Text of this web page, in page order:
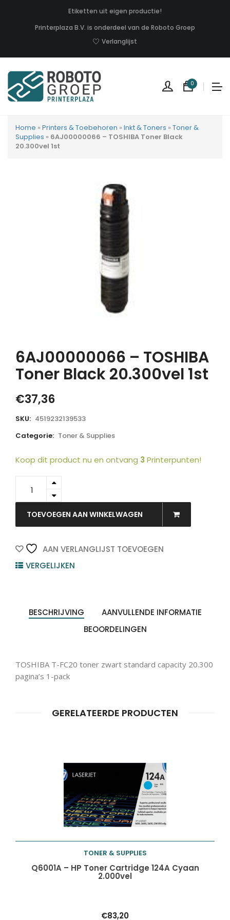
Etiketten uit eigen productie!
Printerplaza B.V. is onderdeel van de Roboto Groep
Verlanglijst
0
Home » Printers & Toebehoren » Inkt & Toners » Toner &
Supplies » 6AJ00000066 – TOSHIBA Toner Black
20.300vel 1st
6AJ00000066 – TOSHIBA
Toner Black 20.300vel 1st
€37,36
SKU: 4519232139533
Categorie: Toner & Supplies
Koop dit product nu en ontvang 3 Printerpunten!
6AJ00000066
TOSHIBA
Toner
Black
1st
quantity
TOEVOEGEN AAN WINKELWAGEN
AAN VERLANGLIJST TOEVOEGEN
VERGELIJKEN
BESCHRIJVING
AANVULLENDE INFORMATIE
BEOORDELINGEN
TOSHIBA T-FC20 toner zwart standard capacity 20.300
pagina’s 1-pack
GERELATEERDE PRODUCTEN
Toevoegen aan
TONER & SUPPLIES
Q6001A – HP Toner Cartridge 124A Cyaan
2.000vel
€83,20